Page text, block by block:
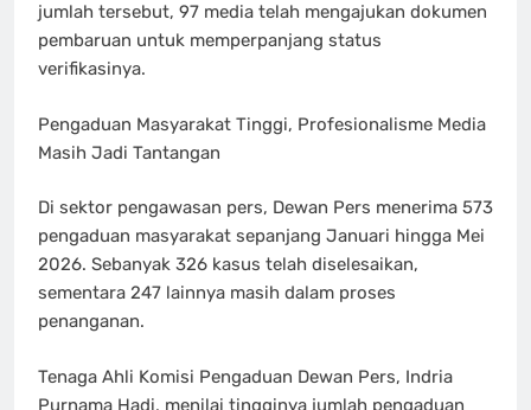
jumlah tersebut, 97 media telah mengajukan dokumen
pembaruan untuk memperpanjang status
verifikasinya.
Pengaduan Masyarakat Tinggi, Profesionalisme Media
Masih Jadi Tantangan
Di sektor pengawasan pers, Dewan Pers menerima 573
pengaduan masyarakat sepanjang Januari hingga Mei
2026. Sebanyak 326 kasus telah diselesaikan,
sementara 247 lainnya masih dalam proses
penanganan.
Tenaga Ahli Komisi Pengaduan Dewan Pers, Indria
Purnama Hadi, menilai tingginya jumlah pengaduan